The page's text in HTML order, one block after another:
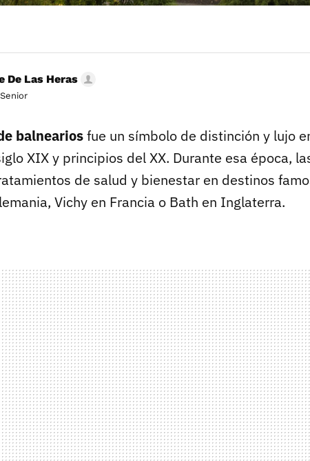
De Las Heras
balneariosfue un símbolo de distinción y lujo
XIX y principios del XX. Durante esa época,
de salud y bienestar en destinos
Vichy en Francia o Bath en Inglaterra.